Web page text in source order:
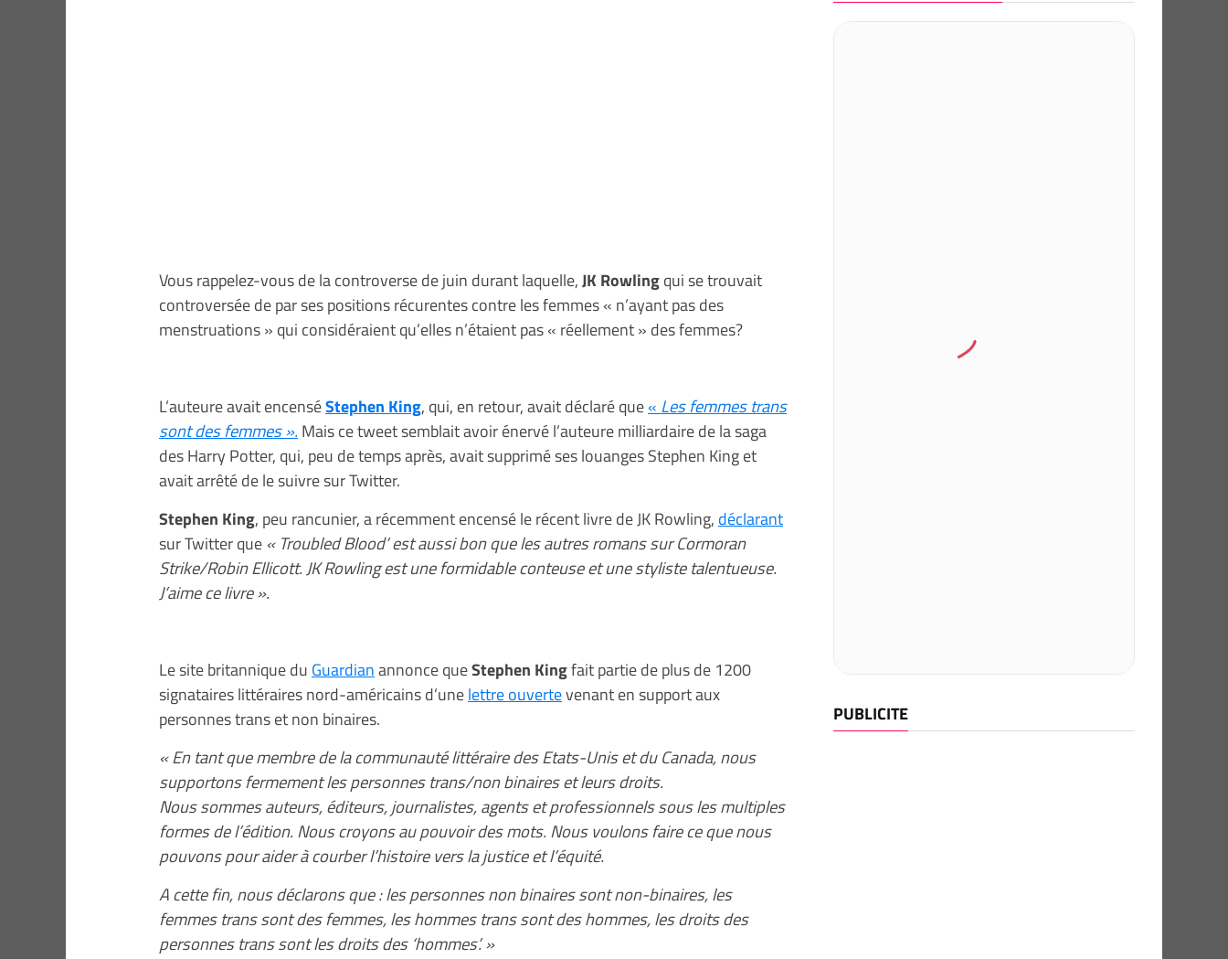
Vous rappelez-vous de la controverse de juin durant laquelle,JK Rowlingqui se trouvait
controversée de par ses positions récurentes contre les femmes « n’ayant pas des
menstruations » qui considéraient qu’elles n’étaient pas « réellement » des femmes?
L’auteure avait encenséStephen King, qui, en retour, avait déclaré que« Les femmes trans
sont des femmes ».Mais ce tweet semblait avoir énervé l’auteure milliardaire de la saga
des Harry Potter, qui, peu de temps après, avait supprimé ses louanges Stephen King et
avait arrêté de le suivre sur Twitter.
Stephen King, peu rancunier, a récemment encensé le récent livre de JK Rowling, déclarant
sur Twitter que « Troubled Blood’ est aussi bon que les autres romans sur Cormoran
Strike/Robin Ellicott. JK Rowling est une formidable conteuse et une styliste talentueuse.
J’aime ce livre ».
Le site britannique du Guardianannonce queStephen Kingfait partie de plus de 1200
signataires littéraires nord-américains d’unelettre ouvertevenant en support aux
personnes trans et non binaires.
« En tant que membre de la communauté littéraire des Etats-Unis et du Canada, nous
supportons fermement les personnes trans/non binaires et leurs droits.
Nous sommes auteurs, éditeurs, journalistes, agents et professionnels sous les multiples
formes de l’édition. Nous croyons au pouvoir des mots. Nous voulons faire ce que nous
pouvons pour aider à courber l’histoire vers la justice et l’équité.
A cette fin, nous déclarons que : les personnes non binaires sont non-binaires, les
femmes trans sont des femmes, les hommes trans sont des hommes, les droits des
personnes trans sont les droits des ‘hommes’. »
PUBLICITE